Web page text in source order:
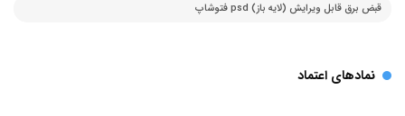
قبض برق قابل ویرایش (لایه باز) psd فتوشاپ
نمادهای اعتماد